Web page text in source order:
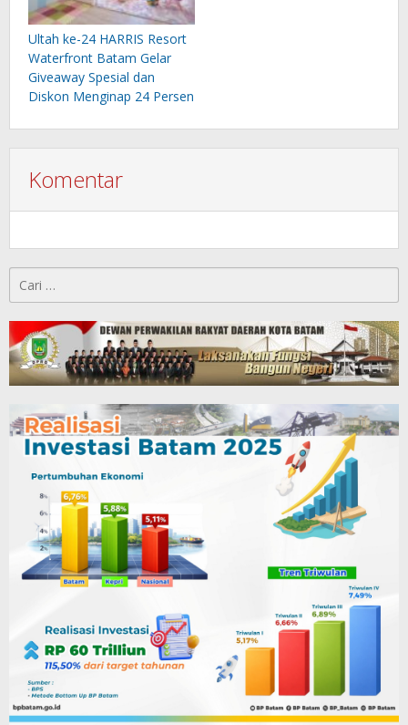
Ultah ke-24 HARRIS Resort
Waterfront Batam Gelar
Giveaway Spesial dan
Diskon Menginap 24 Persen
Komentar
untuk: